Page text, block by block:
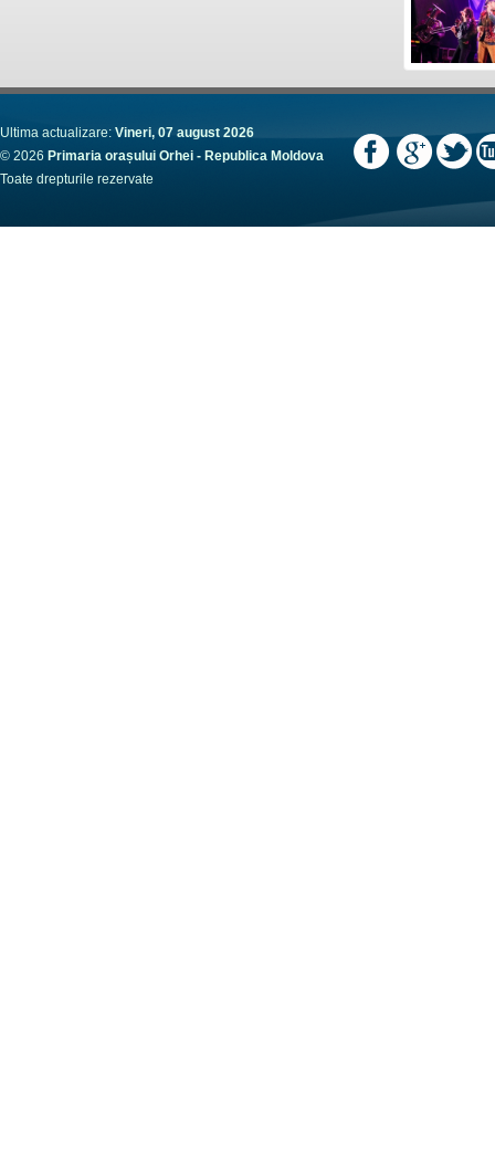
Ultima actualizare: Vineri, 07 august 2026
© 2026 Primaria orașului Orhei - Republica Moldova
Toate drepturile rezervate